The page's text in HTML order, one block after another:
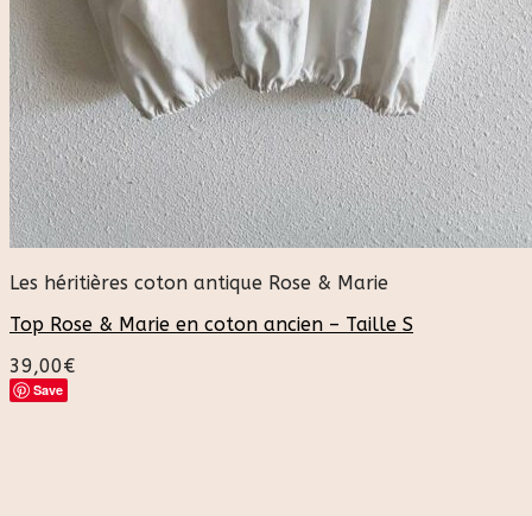
Les héritières coton antique Rose & Marie
Top Rose & Marie en coton ancien – Taille S
39,00€
Save